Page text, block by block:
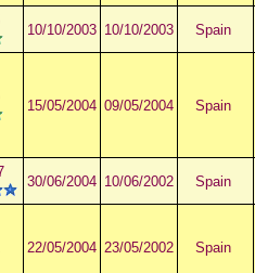
10/10/2003 10/10/2003 Spain
15/05/2004 09/05/2004 Spain
30/06/2004 10/06/2002 Spain
22/05/2004 23/05/2002 Spain